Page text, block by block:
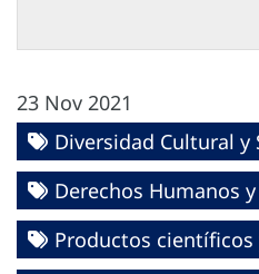
23 Nov 2021
Diversidad Cultural y
Derechos Humanos
Productos científicos